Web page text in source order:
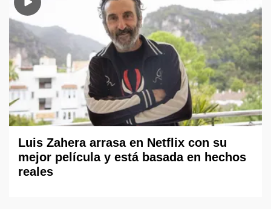
Luis Zahera arrasa en Netflix con su
mejor película y está basada en hechos
reales